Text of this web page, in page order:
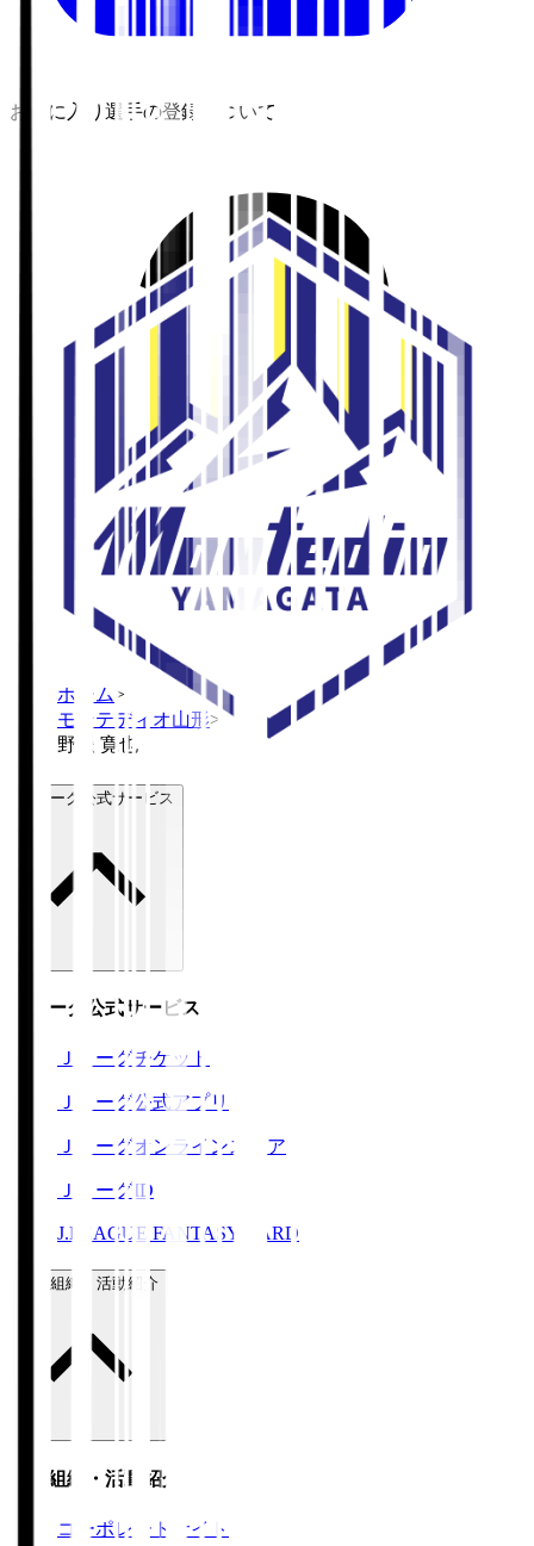
お気に入り選手の登録について
ホーム >
モンテディオ山形>
野嶽 寛也
Ｊリーグ公式サービス
Ｊリーグ公式サービス
Ｊリーグチケット
Ｊリーグ公式アプリ
Ｊリーグオンラインストア
ＪリーグID
J.LEAGUE FANTASY CARD
運営組織・活動紹介
運営組織・活動紹介
コーポレートサイト